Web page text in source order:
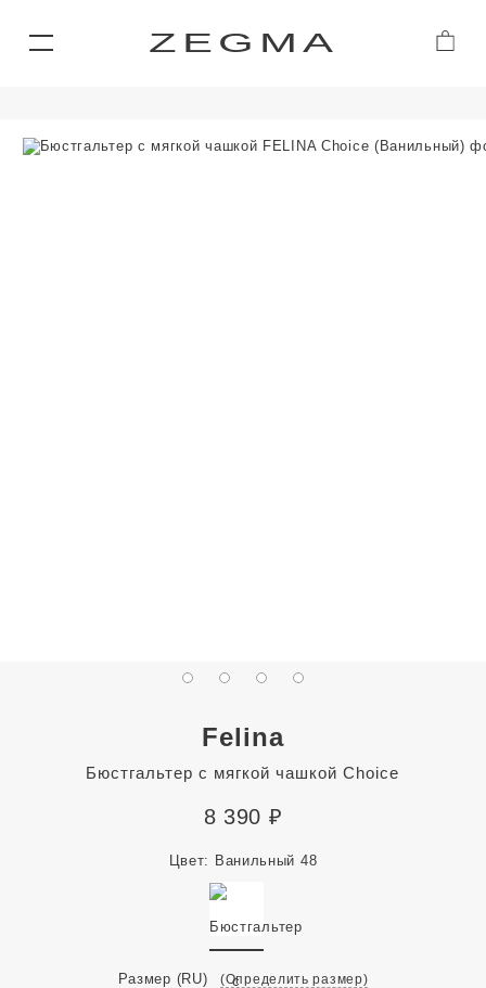
ZEGMA
Felina
Бюстгальтер с мягкой чашкой Choice
8 390 ₽
Цвет: Ванильный 48
Размер (RU) (Определить размер)